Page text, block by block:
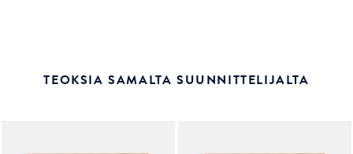
TEOKSIA SAMALTA SUUNNITTELIJALTA